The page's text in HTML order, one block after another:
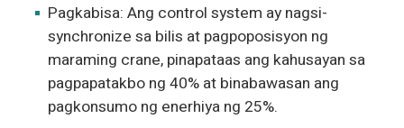
Pagkabisa: Ang control system ay nagsi-
synchronize sa bilis at pagpoposisyon ng
maraming crane, pinapataas ang kahusayan sa
pagpapatakbo ng 40% at binabawasan ang
pagkonsumo ng enerhiya ng 25%.